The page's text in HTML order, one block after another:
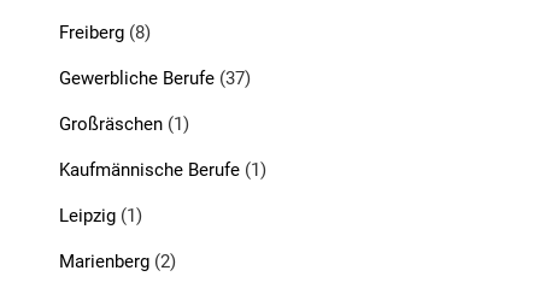
Freiberg(8)
Gewerbliche Berufe(37)
Großräschen(1)
Kaufmännische Berufe(1)
Leipzig(1)
Marienberg(2)